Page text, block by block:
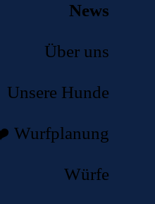
News
Über uns
Unsere Hunde
Wurfplanung
Würfe